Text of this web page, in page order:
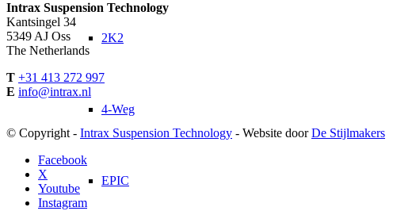
2K2
4-Weg
EPIC
Intrax Suspension Technology
Kantsingel 34
5349 AJ Oss
The Netherlands
T +31 413 272 997
E info@intrax.nl
© Copyright - Intrax Suspension Technology - Website doorDe Stijlmakers
Facebook
X
Youtube
Instagram